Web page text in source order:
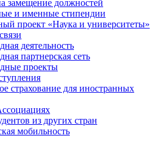
замещение должностей
и именные стипендии
проект «Наука и университеты»
деятельность
партнерская сеть
проекты
страхование для иностранных
из других стран
мобильность